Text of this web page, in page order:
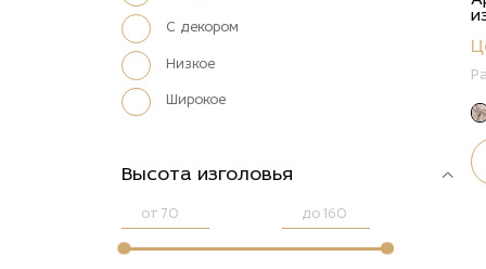
С декором
Низкое
Широкое
Высота изголовья
от до